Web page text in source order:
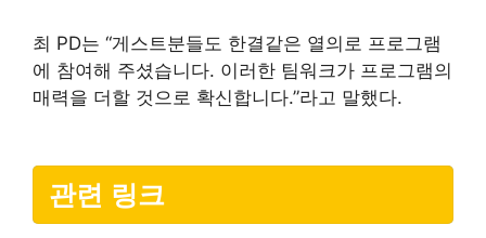
최 PD는 “게스트분들도 한결같은 열의로 프로그램
에 참여해 주셨습니다. 이러한 팀워크가 프로그램의
매력을 더할 것으로 확신합니다.”라고 말했다.
관련 링크